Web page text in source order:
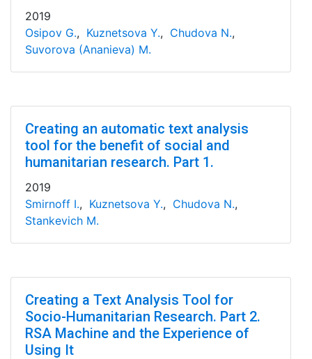
2019
Osipov G., Kuznetsova Y., Chudova N.,
Suvorova (Ananieva) M.
Creating an automatic text analysis
tool for the benefit of social and
humanitarian research. Part 1.
2019
Smirnoff I., Kuznetsova Y., Chudova N.,
Stankevich M.
Creating a Text Analysis Tool for
Socio-Humanitarian Research. Part 2.
RSA Machine and the Experience of
Using It